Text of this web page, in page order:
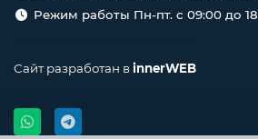
Режим работы Пн-пт. с 09:00 до
Сайт разработан вinnerWEB